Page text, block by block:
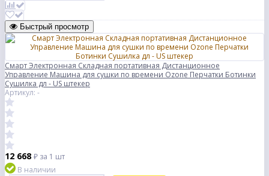
Быстрый просмотр
Смарт Электронная Складная портативная Дистанционное
Управление Машина для сушки по времени Ozone Перчатки Ботинки
Сушилка дл - US штекер
Артикул: -
12 668 ₽ за 1 шт
В наличии